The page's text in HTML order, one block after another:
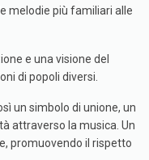
melodie più familiari alle
e una visione del
di popoli diversi.
un simbolo di unione, un
attraverso la musica. Un
promuovendo il rispetto